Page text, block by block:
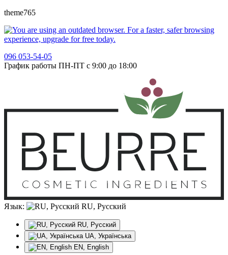
theme765
096 053-54-05
График работы ПН-ПТ с 9:00 до 18:00
Язык: RU, Русский
RU, Русский
UA, Українська
EN, English